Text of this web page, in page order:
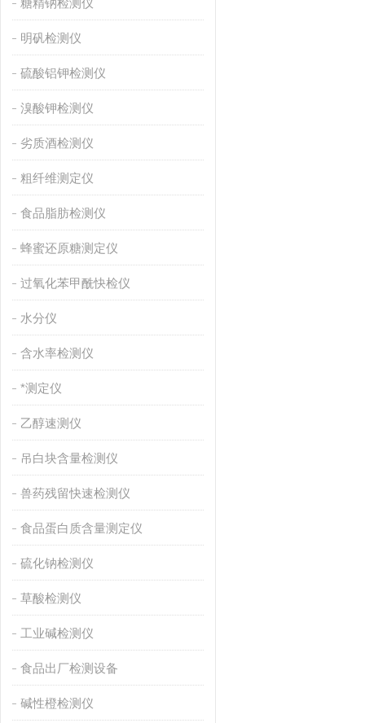
糖精钠检测仪
明矾检测仪
硫酸铝钾检测仪
溴酸钾检测仪
劣质酒检测仪
粗纤维测定仪
食品脂肪检测仪
蜂蜜还原糖测定仪
过氧化苯甲酰快检仪
水分仪
含水率检测仪
*测定仪
乙醇速测仪
吊白块含量检测仪
兽药残留快速检测仪
食品蛋白质含量测定仪
硫化钠检测仪
草酸检测仪
工业碱检测仪
食品出厂检测设备
碱性橙检测仪